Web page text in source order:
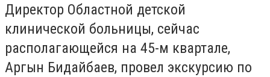
Директор Областной детской
клинической больницы, сейчас
располагающейся на 45-м квартале,
Аргын Бидайбаев, провел экскурсию по